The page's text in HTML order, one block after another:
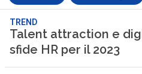
TREND
Talent attraction e
sfide HR per il 2023